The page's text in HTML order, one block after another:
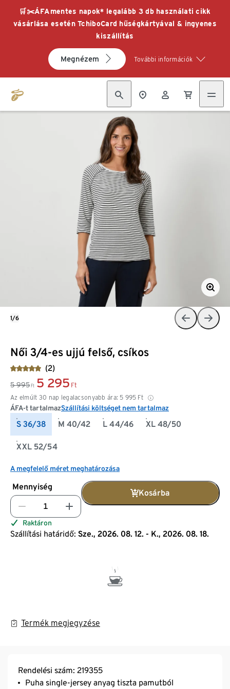
🛒✂️ÁFAmentes napok* legalább 3 db használati cikk
vásárlása esetén TchiboCard hűségkártyával & ingyenes
kiszállítás
Megnézem További információk
Női 3/4-es ujjú felső, csíkos
(2)
5 995 Ft 5 295 Ft
Az elmúlt 30 nap legalacsonyabb ára: 5 995 Ft
ÁFA-t tartalmazSzállítási költséget nem tartalmaz
S 36/38 M 40/42 L 44/46 XL 48/50
XXL 52/54
A megfelelő méret meghatározása
Mennyiség
Kosárba
Raktáron
Szállítási határidő: Sze., 2026. 08. 12. - K., 2026. 08. 18.
Termék megjegyzése
1/6
Rendelési szám: 219355
Puha single-jersey anyag tiszta pamutból